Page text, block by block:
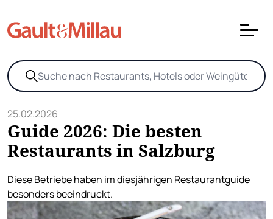
25.02.2026
Guide 2026: Die besten
Restaurants in Salzburg
Diese Betriebe haben im diesjährigen Restaurantguide
besonders beeindruckt.